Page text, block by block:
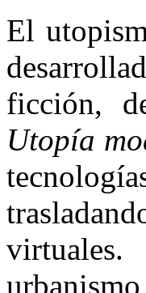
El
ficción,
Utopía